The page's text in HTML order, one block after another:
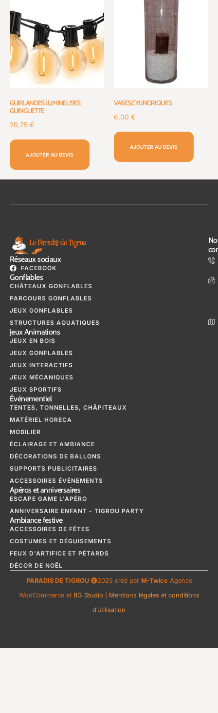
GUIRLANDES LUMINEUSES
GUINGUETTE
20,75 €
AJOUTER AU DEVIS
VASES CYLINDRIQUES
6,00 €
AJOUTER AU DEVIS
Réseaux sociaux
FACEBOOK
Gonflables
CHÂTEAUX GONFLABLES
PARCOURS GONFLABLES
JEUX GONFLABLES
STRUCTURES AQUATIQUES
Jeux Animations
JEUX EN BOIS
JEUX GONFLABLES
JEUX INTERACTIFS
JEUX MÉCANIQUES
JEUX SPORTIFS
Événementiel
TENTES, TONNELLES, CHÂPITEAUX
MATÉRIEL HORECA
MOBILIER
ÉCLAIRAGE ET AMBIANCE
DÉCORATIONS DE BALLONS
SUPPORTS PUBLICITAIRES
ACCESSOIRES ÉVÉNEMENTS
Apéros et anniversaires
ESCAPE GAME L'APÉRO
ANNIVERSAIRE ENFANT - TIGROU PARTY
Ambiance festive
ACCESSOIRES DE FÊTES
COSTUMES ET DÉGUISEMENTS
FEUX D'ARTIFICE ET PÉTARDS
DÉCOR DE NOËL
PARADIS DE TIGROU 2025 créé par M-Twice Agence
WooCommerce et BG Studio
Mentions légales et conditions
d’utilisation